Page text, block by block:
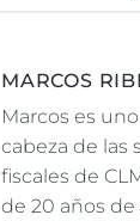
MARCOS
Marcos es
cabeza de las
fiscales de
de 20 años de